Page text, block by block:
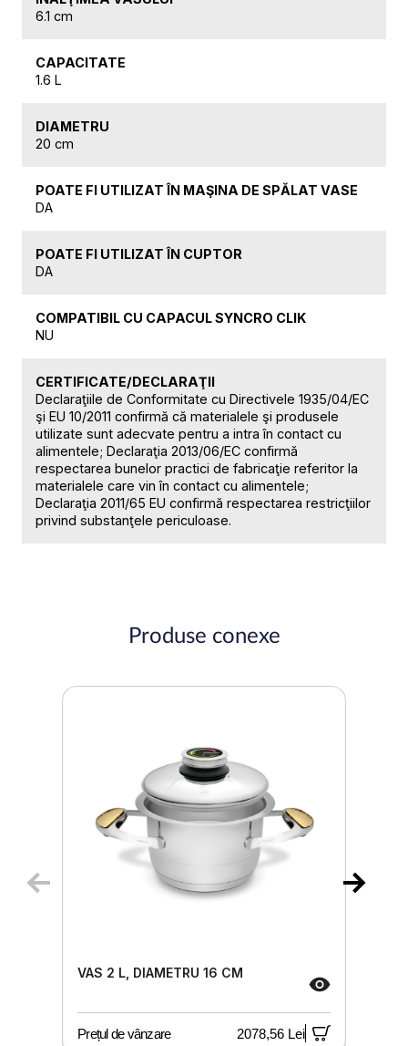
6.1 cm
CAPACITATE
1.6 L
DIAMETRU
20 cm
POATE FI UTILIZAT ÎN MAŞINA DE SPĂLAT VASE
DA
POATE FI UTILIZAT ÎN CUPTOR
DA
COMPATIBIL CU CAPACUL SYNCRO CLIK
NU
CERTIFICATE/DECLARAŢII
Declaraţiile de Conformitate cu Directivele 1935/04/EC
şi EU 10/2011 confirmă că materialele şi produsele
utilizate sunt adecvate pentru a intra în contact cu
alimentele; Declaraţia 2013/06/EC confirmă
respectarea bunelor practici de fabricaţie referitor la
materialele care vin în contact cu alimentele;
Declaraţia 2011/65 EU confirmă respectarea restricţiilor
privind substanţele periculoase.
Produse conexe
VAS 2 L, DIAMETRU 16 CM
Prețul de vânzare 2078,56 Lei